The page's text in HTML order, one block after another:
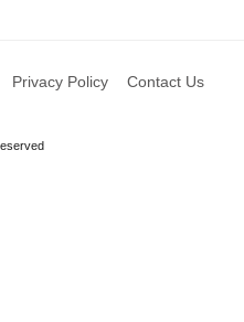
Privacy Policy Contact Us